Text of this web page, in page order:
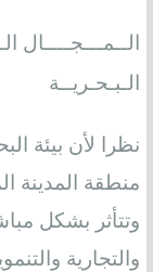
الــمـــجــــال
الـبـحـريــة
نظرا لأن بيئة
منطقة المدينة
وتتأثر بشكل
والتجارية